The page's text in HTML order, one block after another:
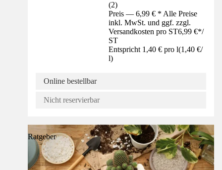
(2)
Preis — 6,99 € * Alle Preise
inkl. MwSt. und ggf. zzgl.
Versandkosten pro ST6,99 €*/
ST
Entspricht 1,40 € pro l(1,40 €/
l)
Online bestellbar
Nicht reservierbar
Ratgeber